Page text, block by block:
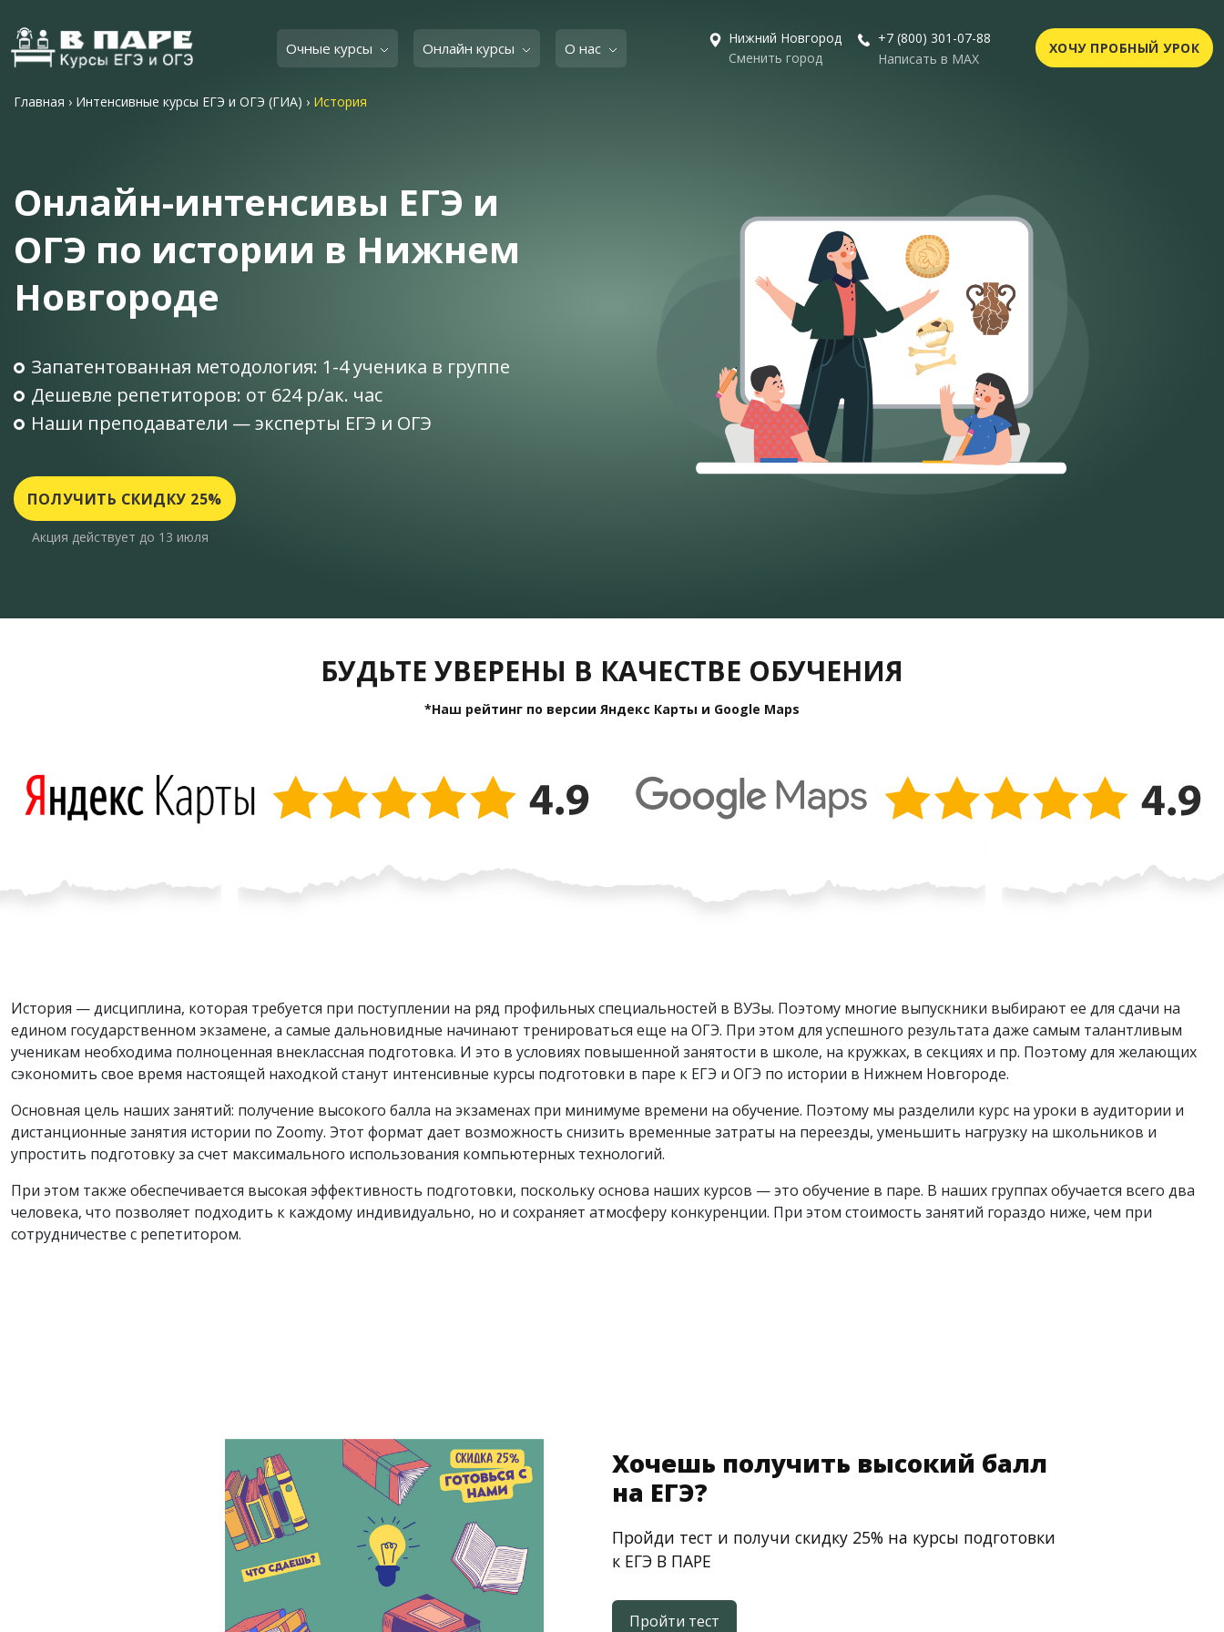
Очные курсы Онлайн курсы О нас
Нижний Новгород
Сменить город
+7 (800) 301-07-88
Написать в MAX
ХОЧУ ПРОБНЫЙ УРОК
Главная › Интенсивные курсы ЕГЭ и ОГЭ (ГИА) › История
Онлайн-интенсивы ЕГЭ и
ОГЭ по истории в Нижнем
Новгороде
Запатентованная методология: 1-4 ученика в группе
Дешевле репетиторов: от 624 р/ак. час
Наши преподаватели — эксперты ЕГЭ и ОГЭ
ПОЛУЧИТЬ СКИДКУ 25%
Акция действует до 13 июля
БУДЬТЕ УВЕРЕНЫ В КАЧЕСТВЕ ОБУЧЕНИЯ
*Наш рейтинг по версии Яндекс Карты и Google Maps
История — дисциплина, которая требуется при поступлении на ряд профильных специальностей в ВУЗы. Поэтому многие выпускники выбирают ее для сдачи на
едином государственном экзамене, а самые дальновидные начинают тренироваться еще на ОГЭ. При этом для успешного результата даже самым талантливым
ученикам необходима полноценная внеклассная подготовка. И это в условиях повышенной занятости в школе, на кружках, в секциях и пр. Поэтому для желающих
сэкономить свое время настоящей находкой станут интенсивные курсы подготовки в паре к ЕГЭ и ОГЭ по истории в Нижнем Новгороде.
Основная цель наших занятий: получение высокого балла на экзаменах при минимуме времени на обучение. Поэтому мы разделили курс на уроки в аудитории и
дистанционные занятия истории по Zoomу. Этот формат дает возможность снизить временные затраты на переезды, уменьшить нагрузку на школьников и
упростить подготовку за счет максимального использования компьютерных технологий.
При этом также обеспечивается высокая эффективность подготовки, поскольку основа наших курсов — это обучение в паре. В наших группах обучается всего два
человека, что позволяет подходить к каждому индивидуально, но и сохраняет атмосферу конкуренции. При этом стоимость занятий гораздо ниже, чем при
сотрудничестве с репетитором.
Хочешь получить высокий балл
на ЕГЭ?
Пройди тест и получи скидку 25% на курсы подготовки
к ЕГЭ В ПАРЕ
Пройти тест